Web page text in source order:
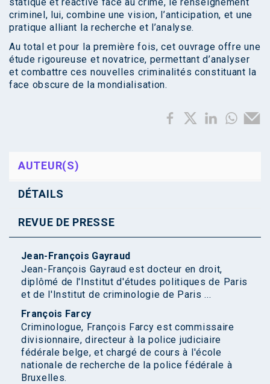
criminel, lui, combine une vision, l’anticipation, et une
pratique alliant la recherche et l’analyse.
Au total et pour la première fois, cet ouvrage offre une
étude rigoureuse et novatrice, permettant d’analyser
et combattre ces nouvelles criminalités constituant la
face obscure de la mondialisation.
AUTEUR(S)
DÉTAILS
REVUE DE PRESSE
Jean-François Gayraud
Jean-François Gayraud est docteur en droit,
diplômé de l'Institut d'études politiques de Paris
et de l'Institut de criminologie de Paris ...
François Farcy
Criminologue, François Farcy est commissaire
divisionnaire, directeur à la police judiciaire
fédérale belge, et chargé de cours à l'école
nationale de recherche de la police fédérale à
Bruxelles.